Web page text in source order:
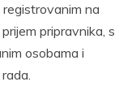
na
pripravnika, s
osobama i